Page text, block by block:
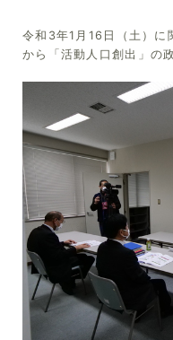
令和3年1月16日（土）に
から「活動人口創出」の